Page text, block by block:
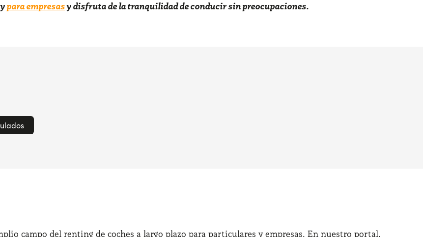
ypara empresasy disfruta de la tranquilidad de conducir sin preocupaciones.
campo del renting de coches a largo plazo para particulares y empresas. En nuestro portal,